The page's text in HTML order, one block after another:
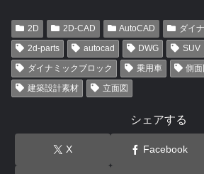
2D 2D-CAD AutoCAD
ダイ
2d-parts
autocad DWG
SUV
ダイナミックブロック
乗用車 側面
建築設計素材
立面図
シェアする
X Facebook